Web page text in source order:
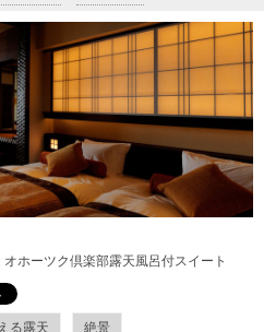
ホーツク倶楽部露天風呂付スイート
る露天 絶景